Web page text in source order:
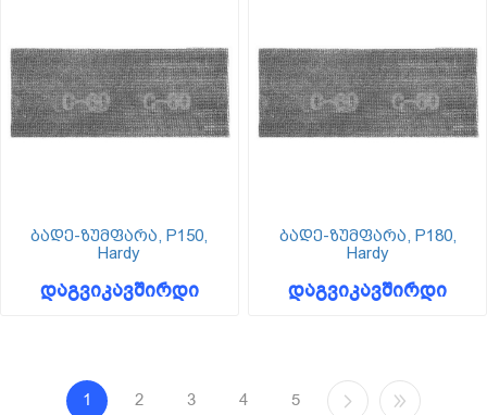
ბადე-ზუმფარა, P150,
Hardy
დაგვიკავშირდი
ბადე-ზუმფარა, P180,
Hardy
დაგვიკავშირდი
1 2 3 4 5